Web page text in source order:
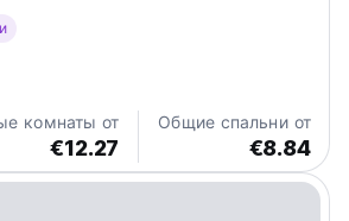
место для соло-
ищущих приключений на острове,
к нам для...
комнаты от
€12.27
Общие спальни от
€8.84